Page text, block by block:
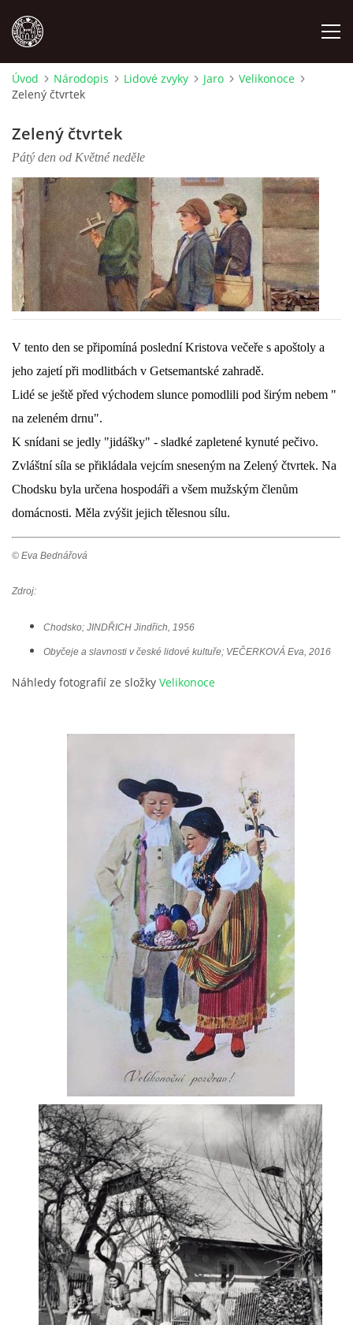
MÍSTOPIS
NÁRODOPIS
OSOBNOSTI
OSTATNÍ
ODKAZY
Kontakt:
tel. 773 916 275
info@domdej.cz
--------------------------------------------------------------
Tento projekt je realizován za finanční podpory
© 2026 eStránky.cz Aktualizováno: 17. 7. 2026
Úvod Národopis Lidové zvyky Jaro
Velikonoce
Zelený čtvrtek
Zelený čtvrtek
Pátý den od Květné neděle
V tento den se připomíná poslední Kristova večeře s apoštoly a
jeho zajetí při modlitbách v Getsemantské zahradě.
Lidé se ještě před východem slunce pomodlili pod širým nebem "
na zeleném drnu".
K snídani se jedly "jidášky" - sladké zapletené kynuté pečivo.
Zvláštní síla se přikládala vejcím sneseným na Zelený čtvrtek. Na
Chodsku byla určena hospodáři a všem mužským členům
domácnosti. Měla zvýšit jejich tělesnou sílu.
© Eva Bednářová
Zdroj:
Chodsko; JINDŘICH Jindřich, 1956
Obyčeje a slavnosti v české lidové kultuře; VEČERKOVÁ Eva, 2016
Náhledy fotografií ze složky Velikonoce